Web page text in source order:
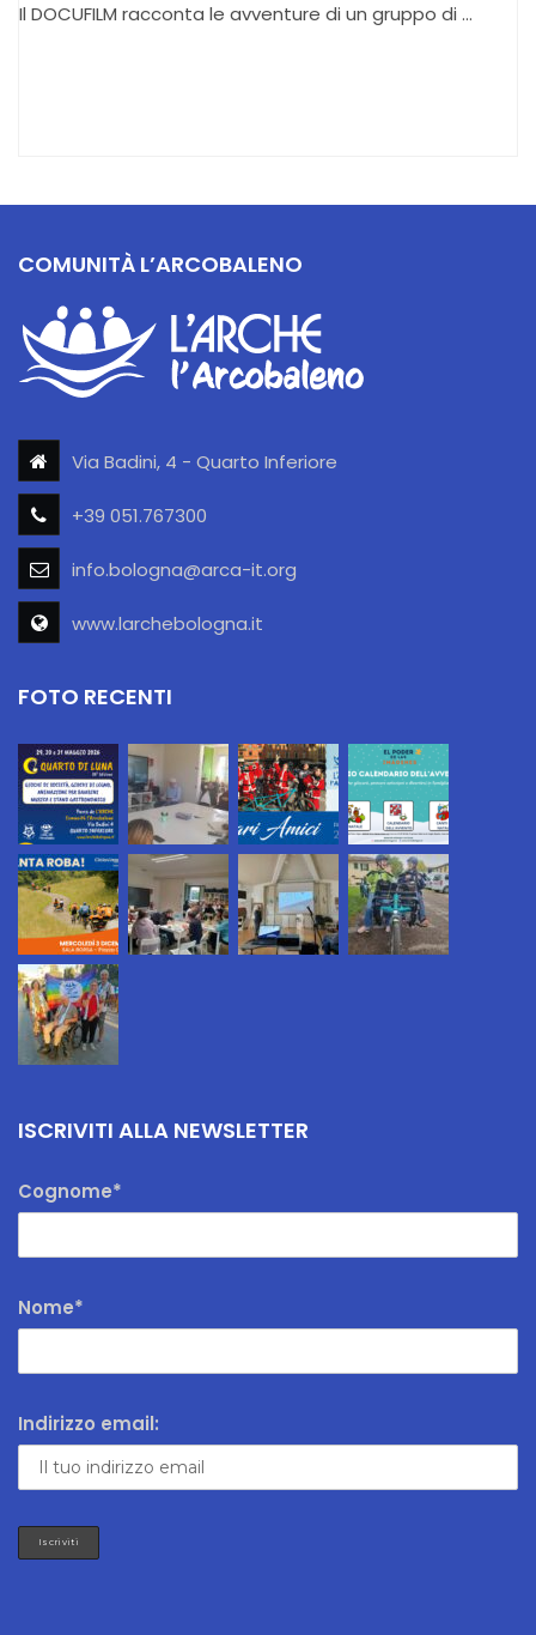
Il DOCUFILM racconta le avventure di un gruppo di …
COMUNITÀ L’ARCOBALENO
Via Badini, 4 - Quarto Inferiore
+39 051.767300
info.bologna@arca-it.org
www.larchebologna.it
FOTO RECENTI
ISCRIVITI ALLA NEWSLETTER
Cognome*
Nome*
Indirizzo email: